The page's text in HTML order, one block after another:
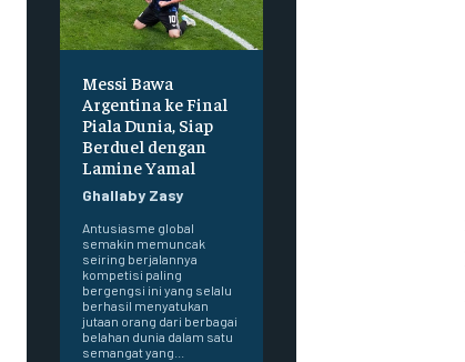
Messi Bawa
Argentina ke Final
Piala Dunia, Siap
Berduel dengan
Lamine Yamal
Ghallaby Zasy
Antusiasme global
semakin memuncak
seiring berjalannya
kompetisi paling
bergengsi ini yang selalu
berhasil menyatukan
jutaan orang dari berbagai
belahan dunia dalam satu
semangat yang...